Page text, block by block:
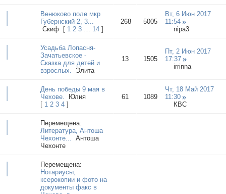
Венюково поле мкр
Губернский 2, 3...
Cкиф
[ 1 2 3 … 14 ]
268 5005
Вт, 6 Июн 2017
11:54
nipa3
Усадьба Лопасня-
Зачатьевское -
Сказка для детей и
взрослых.
Элита
13 1505
Пт, 2 Июн 2017
17:37
irrinna
День победы 9 мая в
Чехове.
Юлия
[ 1 2 3 4 ]
61 1089
Чт, 18 Май 2017
11:30
КВС
Перемещена:
Литература, Антоша
Чехонте... Антоша
Чехонте
Перемещена:
Нотариусы,
ксерокопии и фото на
документы факс в